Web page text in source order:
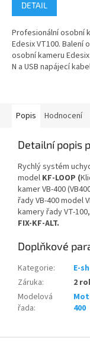
DETAIL
Profesionální osobní
Edesix VT100. Balení
osobní kameru Edesix
N a USB napájecí
Popis Hodnocení
Detailní popis
Rychlý systém
model KF-LOOP (
kamer VB-400
řady VB-400 model
kamery řady VT-
FIX-KF-ALT.
Doplňkové
Kategorie:
E-
Záruka:
2
Modelová
řada:
400